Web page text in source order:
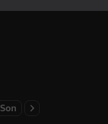
Son